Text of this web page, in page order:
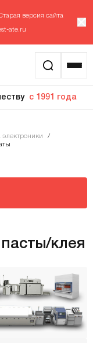
версия сайта
ate.ru
с 1991 года
электроники
/
клея